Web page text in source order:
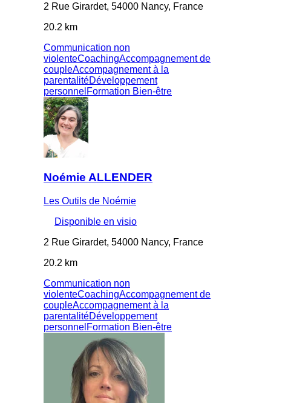
2 Rue Girardet, 54000 Nancy, France
20.2 km
Communication non
violenteCoachingAccompagnement de
coupleAccompagnement à la
parentalitéDéveloppement
personnel Formation Bien-être
Noémie ALLENDER
Les Outils de Noémie
Disponible en visio
2 Rue Girardet, 54000 Nancy, France
20.2 km
Communication non
violenteCoachingAccompagnement de
coupleAccompagnement à la
parentalitéDéveloppement
personnel Formation Bien-être